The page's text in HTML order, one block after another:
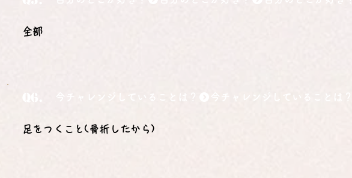
全部
Q6. 今チャレンジしていることは？
足をつくこと(骨折したから)